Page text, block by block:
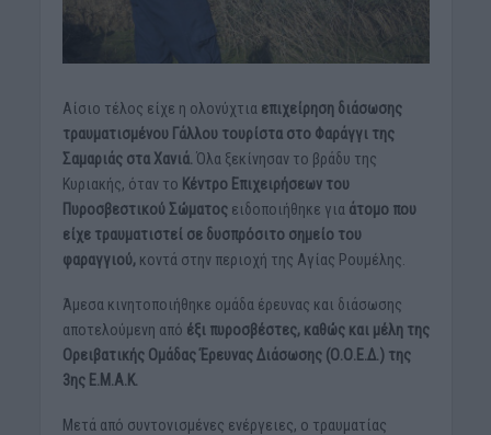
Αίσιο τέλος είχε η ολονύχτια επιχείρηση διάσωσης
τραυματισμένου Γάλλου τουρίστα στο Φαράγγι της
Σαμαριάς στα Χανιά. Όλα ξεκίνησαν το βράδυ της
Κυριακής, όταν το Κέντρο Επιχειρήσεων του
Πυροσβεστικού Σώματοςειδοποιήθηκε για άτομο που
είχε τραυματιστεί σε δυσπρόσιτο σημείο του
φαραγγιού,κοντά στην περιοχή της Αγίας Ρουμέλης.
Άμεσα κινητοποιήθηκε ομάδα έρευνας και διάσωσης
αποτελούμενη από έξι πυροσβέστες, καθώς και μέλη της
Ορειβατικής Ομάδας Έρευνας Διάσωσης (Ο.Ο.Ε.Δ.) της
3ης Ε.Μ.Α.Κ.
Μετά από συντονισμένες ενέργειες, ο τραυματίας